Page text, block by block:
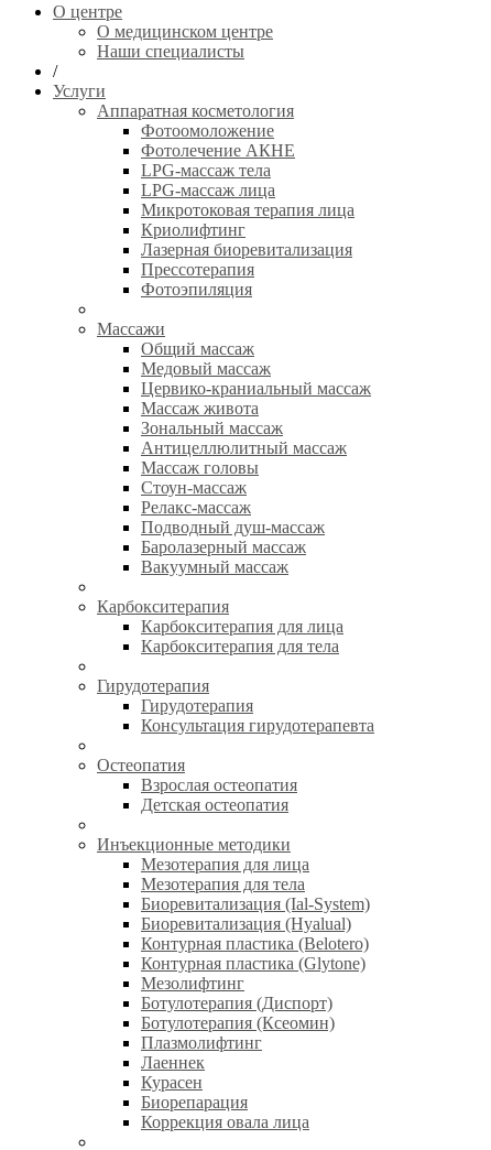
О центре
О медицинском центре
Наши специалисты
/
Услуги
Аппаратная косметология
Фотоомоложение
Фотолечение АКНЕ
LPG-массаж тела
LPG-массаж лица
Микротоковая терапия лица
Криолифтинг
Лазерная биоревитализация
Прессотерапия
Фотоэпиляция
Массажи
Общий массаж
Медовый массаж
Цервико-краниальный массаж
Массаж живота
Зональный массаж
Антицеллюлитный массаж
Массаж головы
Стоун-массаж
Релакс-массаж
Подводный душ-массаж
Баролазерный массаж
Вакуумный массаж
Карбокситерапия
Карбокситерапия для лица
Карбокситерапия для тела
Гирудотерапия
Гирудотерапия
Консультация гирудотерапевта
Остеопатия
Взрослая остеопатия
Детская остеопатия
Инъекционные методики
Мезотерапия для лица
Мезотерапия для тела
Биоревитализация (Ial-System)
Биоревитализация (Hyalual)
Контурная пластика (Belotero)
Контурная пластика (Glytone)
Мезолифтинг
Ботулотерапия (Диспорт)
Ботулотерапия (Ксеомин)
Плазмолифтинг
Лаеннек
Курасен
Биорепарация
Коррекция овала лица